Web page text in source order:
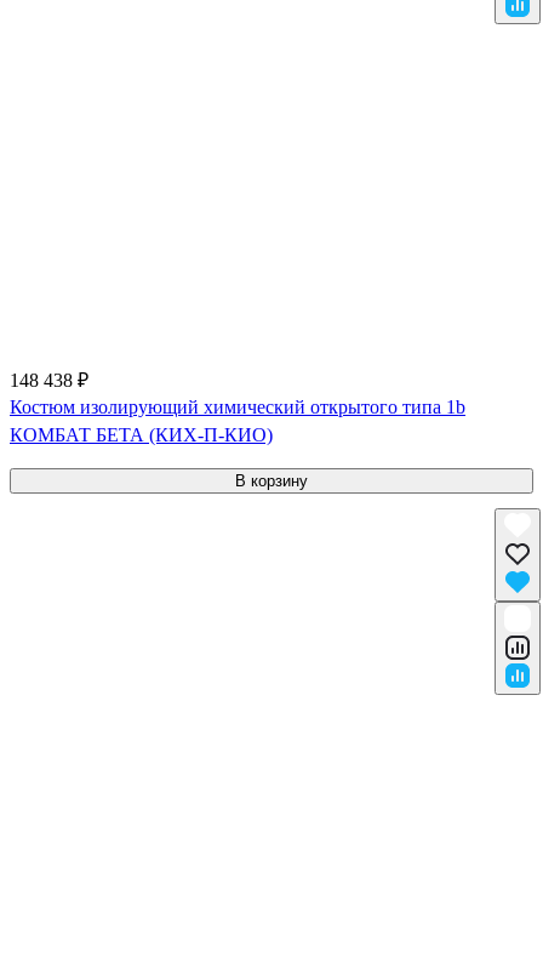
148 438 ₽
Костюм изолирующий химический открытого типа 1b
КОМБАТ БЕТА (КИХ-П-КИО)
В корзину